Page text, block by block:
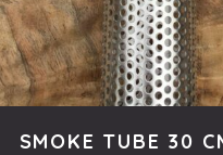
SMOKE TUBE 30